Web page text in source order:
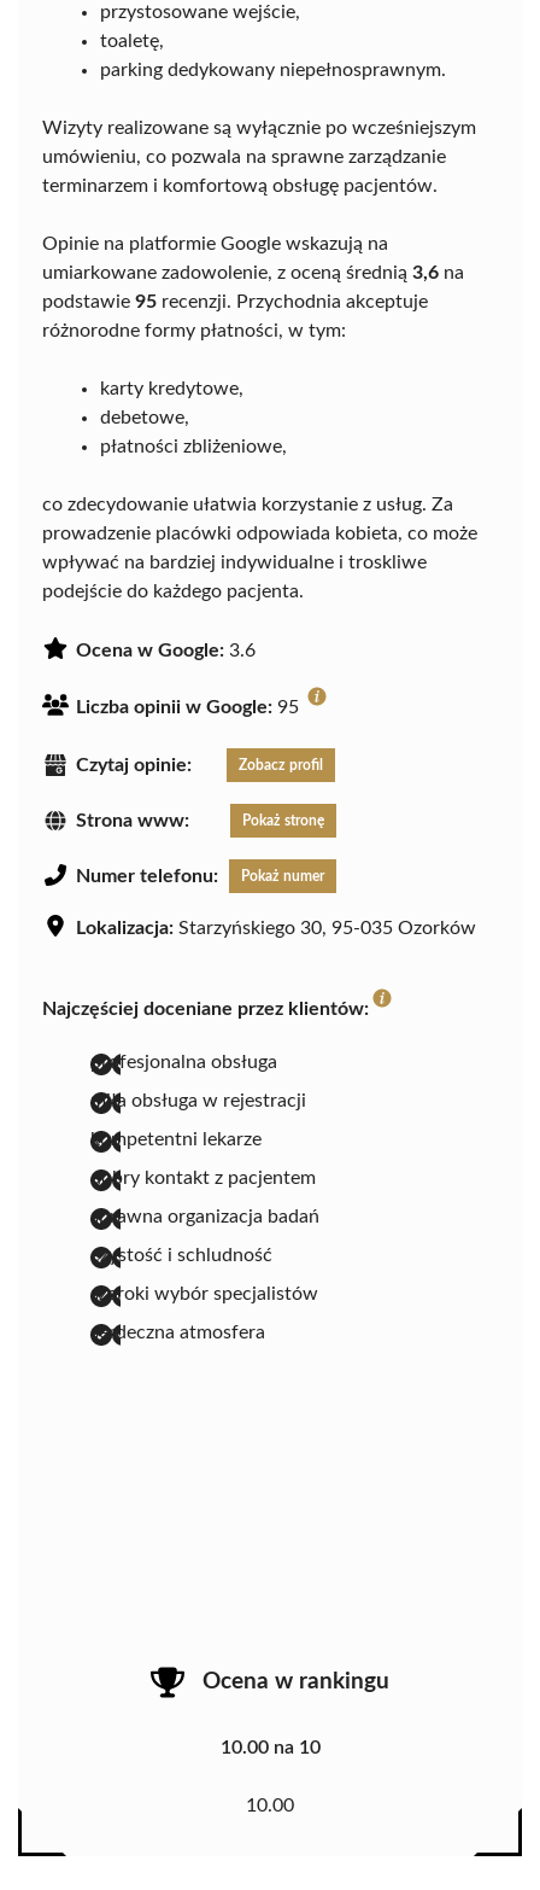
przystosowane wejście,
toaletę,
parking dedykowany niepełnosprawnym.
Wizyty realizowane są wyłącznie po wcześniejszym
umówieniu, co pozwala na sprawne zarządzanie
terminarzem i komfortową obsługę pacjentów.
Opinie na platformie Google wskazują na
umiarkowane zadowolenie, z oceną średnią 3,6 na
podstawie 95 recenzji. Przychodnia akceptuje
różnorodne formy płatności, w tym:
karty kredytowe,
debetowe,
płatności zbliżeniowe,
co zdecydowanie ułatwia korzystanie z usług. Za
prowadzenie placówki odpowiada kobieta, co może
wpływać na bardziej indywidualne i troskliwe
podejście do każdego pacjenta.
Ocena w Google: 3.6
Liczba opinii w Google: 95
Czytaj opinie: Zobacz profil
Strona www: Pokaż stronę
Numer telefonu: Pokaż numer
Lokalizacja: Starzyńskiego 30, 95-035 Ozorków
Najczęściej doceniane przez klientów:
profesjonalna obsługa
miła obsługa w rejestracji
kompetentni lekarze
dobry kontakt z pacjentem
sprawna organizacja badań
czystość i schludność
szeroki wybór specjalistów
serdeczna atmosfera
Ocena w rankingu
10.00 na 10
10.00